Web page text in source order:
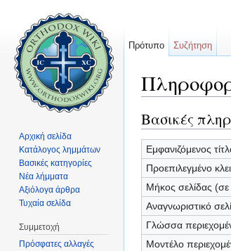
Βασικές
Εμφανιζόμενος
Προεπιλεγμένο
Μήκος σελίδας
Αναγνωριστικό
Γλώσσα
Μοντέλο
Πρότυπο Συζήτηση
Αρχική σελίδα
Κατάλογος λημμάτων
Βασικές κατηγορίες
Νέα λήμματα
Αξιόλογα άρθρα
Τυχαία σελίδα
Συμμετοχή
Πρόσφατες αλλαγές